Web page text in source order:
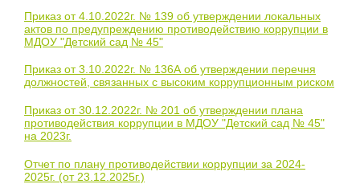
Приказ от 4.10.2022г. № 139 об утверждении локальных
актов по предупреждению противодействию коррупции в
МДОУ "Детский сад № 45"
Приказ от 3.10.2022г. № 136А об утверждении перечня
должностей, связанных с высоким коррупционным риском
Приказ от 30.12.2022г. № 201 об утверждении плана
противодействия коррупции в МДОУ "Детский сад № 45"
на 2023г.
Отчет по плану противодействии коррупции за 2024-
2025г. (от 23.12.2025г.)